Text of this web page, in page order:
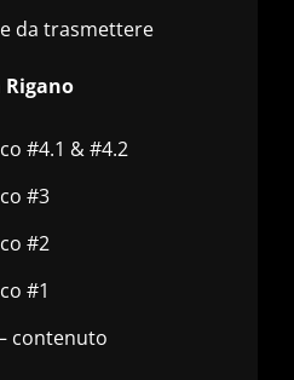
da trasmettere
Rigano
#4.1 & #4.2
#3
#2
#1
contenuto